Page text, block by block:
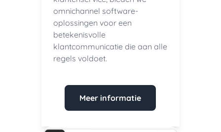
omnichannel software-
oplossingen voor een
betekenisvolle
klantcommunicatie die aan alle
regels voldoet.
Meer informatie